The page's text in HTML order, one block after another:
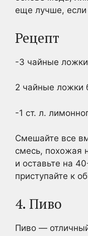
еще лучше,
Рецепт
-3 чайные
2 чайные ложки
-1 ст. л.
Смешайте все
смесь, похожая
и оставьте на
приступайте к
4. Пиво
Пиво —